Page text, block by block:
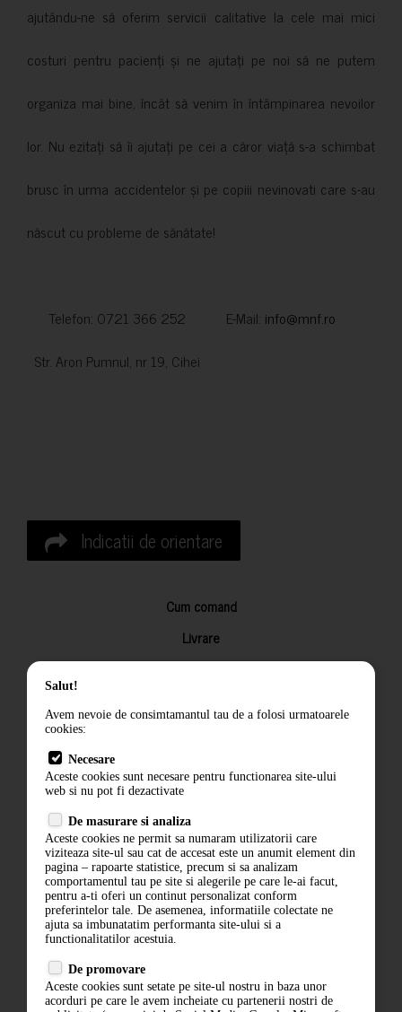
ajutându-ne să oferim servicii calitative la cele mai mici
costuri pentru pacienți și ne ajutați pe noi să ne putem
organiza mai bine, încât să venim în întâmpinarea nevoilor
lor. Nu ezitați să îi ajutați pe cei a căror viață s-a schimbat
brusc în urma accidentelor și pe copiii nevinovati care s-au
născut cu probleme de sănătate!
Telefon: 0721 366 252 E-Mail: info@mnf.ro
Str. Aron Pumnul, nr 19, Cihei
Indicatii de orientare
Cum comand
Livrare
Returnarea produselor
Termeni si conditii
Politica de confidentialitate
ANPC
ABONARE LA NEWSLETTER
Salut!
Avem nevoie de consimtamantul tau de a folosi urmatoarele
cookies:
Necesare
Aceste cookies sunt necesare pentru functionarea site-ului
web si nu pot fi dezactivate
De masurare si analiza
Aceste cookies ne permit sa numaram utilizatorii care
viziteaza site-ul sau cat de accesat este un anumit element din
pagina – rapoarte statistice, precum si sa analizam
comportamentul tau pe site si alegerile pe care le-ai facut,
pentru a-ti oferi un continut personalizat conform
preferintelor tale. De asemenea, informatiile colectate ne
ajuta sa imbunatatim performanta site-ului si a
functionalitatilor acestuia.
De promovare
Aceste cookies sunt setate pe site-ul nostru in baza unor
acorduri pe care le avem incheiate cu partenerii nostri de